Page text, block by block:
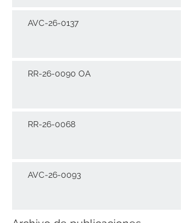
AVC-26-0137
RR-26-0090 OA
RR-26-0068
AVC-26-0093